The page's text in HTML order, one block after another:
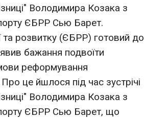
Володимира Козака з
ЄБРР Сью Барет.
та розвитку (ЄБРР) готовий до
бажання подвоїти
реформування
це йшлося під час зустрічі
Володимира Козака з
ЄБРР Сью Барет, що